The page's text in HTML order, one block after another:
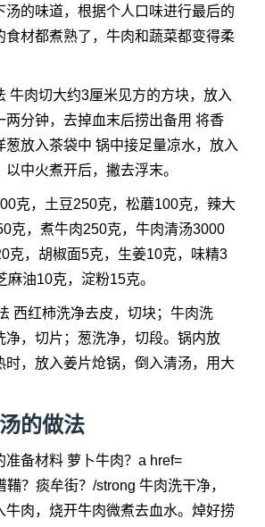
汤的味道，根据个人口味进行最后的
食材都煮熟了，牛肉和蔬菜都变得柔
牛肉切大约3厘米见方的方块，放入
两分钟，去掉血末后捞出备用 将香
葱放入茶袋中 锅中接足量凉水，放入
中火煮开后，撇去浮末。
克，土豆250克，松蘑100克，辣大
克，煮牛肉250克，牛肉清汤3000
克，胡椒面5克，生姜10克，味精3
麻油10克，淀粉15克。
西红柿洗净去皮，切块；牛肉洗
净，切片；葱洗净，切段。锅内放
时，放入姜片炝锅，倒入清汤，用大
的做法
准备材料 萝卜牛肉？a href=
？痰牟街？/strong 牛肉洗干净，
牛肉，烧开牛肉微煮去血水。焯好捞